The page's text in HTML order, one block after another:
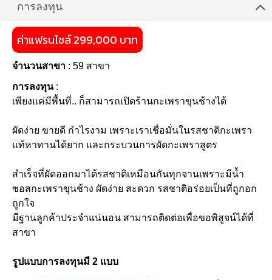
การลงทุน
ค่าแฟรนไชส์ 299,000 บาท
จำนวนสาขา : 59 สาขา
การลงทุน:
เพียงแค่มีพื้นที่.. ก็สามารถเปิดร้านกะเพราขุนช้างได้
ผัดง่าย ขายดี กำไรงาม เพราะเราเชื่อมั่นในรสชาติกะเพรา
แท้หาทานได้ยาก และกระบวนการผัดกะเพราสูตร
สำเร็จที่ผัดออกมาได้รสชาติเหมือนกันทุกจานเพราะมีน้ำ
ซอสกะเพราขุนช้าง ผัดง่าย สะดวก รสชาติอร่อยเป็นที่ถูกอก
ถูกใจ
มีฐานลูกค้าประจำแน่นอน สามารถติดต่อเพื่อขอพิสูจน์ได้ที่
สาขา
รูปแบบการลงทุนมี 2 แบบ